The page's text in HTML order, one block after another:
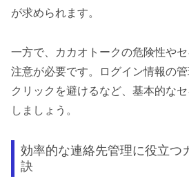
が求められます。
一方で、カカオトークの危険性や
注意が必要です。ログイン情報の
クリックを避けるなど、基本的な
しましょう。
効率的な連絡先管理に役立つ
訣